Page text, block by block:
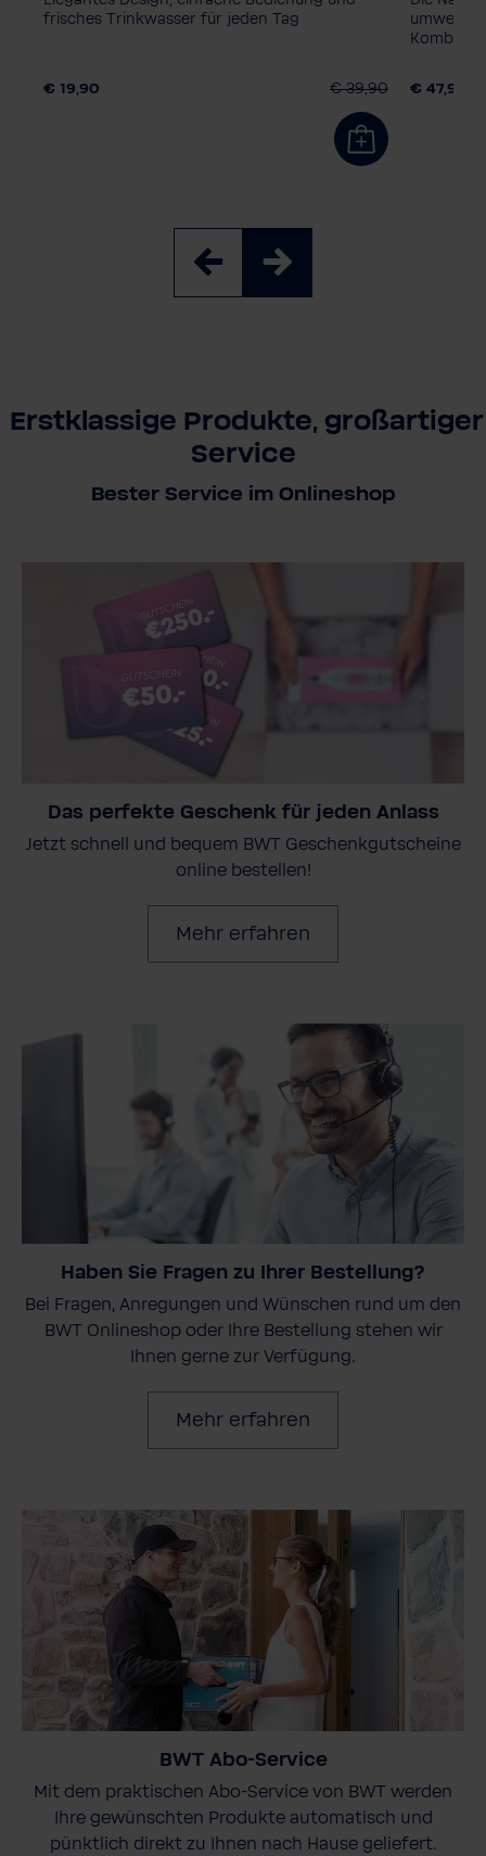
frisches Trinkwasser für jeden Tag
€ 19,90 € 39,90 € 47,90
Erstklassige Produkte, großartiger
Service
Bester Service im Onlineshop
Das perfekte Geschenk für jeden Anlass
Jetzt schnell und bequem BWT Geschenkgutscheine
online bestellen!
Mehr erfahren
Haben Sie Fragen zu Ihrer Bestellung?
Bei Fragen, Anregungen und Wünschen rund um den
BWT Onlineshop oder Ihre Bestellung stehen wir
Ihnen gerne zur Verfügung.
Mehr erfahren
BWT Abo-Service
Mit dem praktischen Abo-Service von BWT werden
Ihre gewünschten Produkte automatisch und
pünktlich direkt zu Ihnen nach Hause geliefert.